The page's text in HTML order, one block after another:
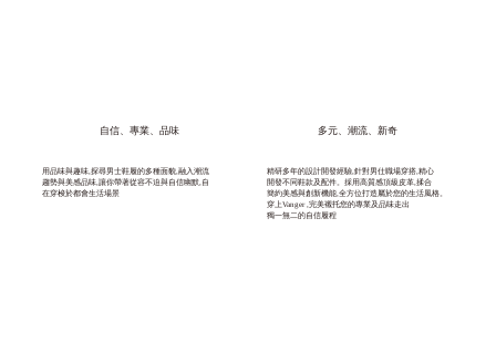
自信、專業、品味
用品味與趣味,探尋男士鞋履的多種面貌,融入潮流
趨勢與美感品味,讓你帶著從容不迫與自信幽默,自
在穿梭於都會生活場景
多元、潮流、新奇
精研多年的設計開發經驗,針對男仕職場穿搭,精心
開發不同鞋款及配件。採用高質感頂級皮革,揉合
簡約美感與創新機能,全方位打造屬於您的生活風格。
穿上Vanger ,完美襯托您的專業及品味走出
獨一無二的自信履程